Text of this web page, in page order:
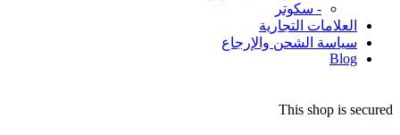
- سكوتر
العلامات التجارية
سياسة الشحن والإرجاع
Blog
This shop is secured